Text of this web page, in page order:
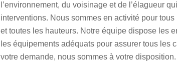
l’environnement, du voisinage et de l’élagueur
interventions. Nous sommes en activité pour tous
et toutes les hauteurs. Notre équipe dispose les
les équipements adéquats pour assurer tous les
votre demande, nous sommes à votre disposition.